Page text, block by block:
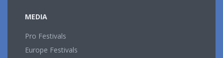
MEDIA
Pro Festivals
Europe Festivals